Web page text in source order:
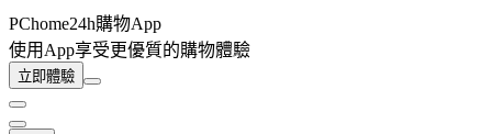
PChome24h購物App
使用App享受更優質的購物體驗
立即體驗